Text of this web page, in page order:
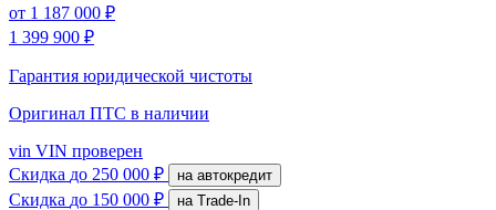
от 1 187 000 ₽
1 399 900 ₽
Гарантия юридической чистоты
Оригинал ПТС в наличии
vin VIN проверен
Скидка до 250 000 ₽ на автокредит
Скидка до 150 000 ₽
на Trade-In